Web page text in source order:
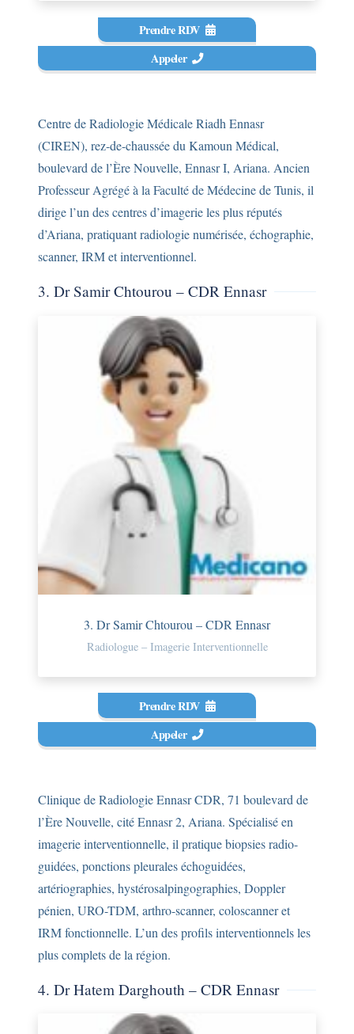
Prendre RDV
Appeler
Centre de Radiologie Médicale Riadh Ennasr
(CIREN), rez-de-chaussée du Kamoun Médical,
boulevard de l’Ère Nouvelle, Ennasr I, Ariana. Ancien
Professeur Agrégé à la Faculté de Médecine de Tunis, il
dirige l’un des centres d’imagerie les plus réputés
d’Ariana, pratiquant radiologie numérisée, échographie,
scanner, IRM et interventionnel.
3. Dr Samir Chtourou – CDR Ennasr
3. Dr Samir Chtourou – CDR Ennasr
Radiologue – Imagerie Interventionnelle
Prendre RDV
Appeler
Clinique de Radiologie Ennasr CDR, 71 boulevard de
l’Ère Nouvelle, cité Ennasr 2, Ariana. Spécialisé en
imagerie interventionnelle, il pratique biopsies radio-
guidées, ponctions pleurales échoguidées,
artériographies, hystérosalpingographies, Doppler
pénien, URO-TDM, arthro-scanner, coloscanner et
IRM fonctionnelle. L’un des profils interventionnels les
plus complets de la région.
4. Dr Hatem Darghouth – CDR Ennasr